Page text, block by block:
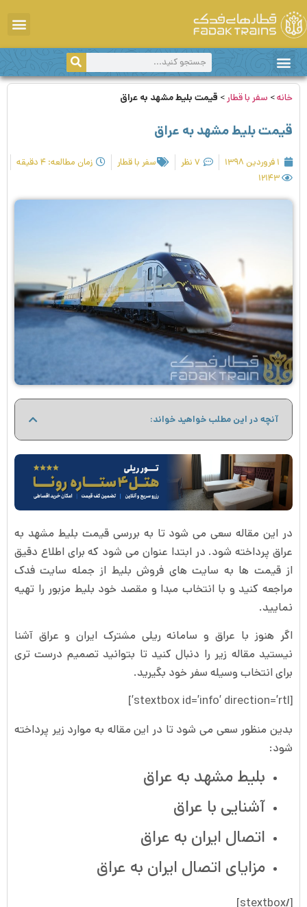
خانه> سفر با قطار > قیمت بلیط مشهد به عراق
قیمت بلیط مشهد به عراق
۱ فروردین ۱۳۹۸ ۷ نظر سفر با قطار
زمان مطالعه: ۴ دقیقه
۱۲۱۴۳
آنچه در این مطلب خواهید خواند:
در این مقاله سعی می شود تا به بررسی قیمت بلیط مشهد به
عراق پرداخته شود. در ابتدا عنوان می شود که برای اطلاع دقیق
از قیمت ها به سایت های فروش بلیط از جمله سایت فدک
مراجعه کنید و با انتخاب مبدا و مقصد خود بلیط مزبور را تهیه
نمایید.
اگر هنوز با عراق و سامانه ریلی مشترک ایران و عراق آشنا
نیستید مقاله زیر را دنبال کنید تا بتوانید تصمیم درست تری
برای انتخاب وسیله سفر خود بگیرید.
[stextbox id=’info’ direction=’rtl’]
بدین منظور سعی می شود تا در این مقاله به موارد زیر پرداخته
شود:
بلیط مشهد به عراق
آشنایی با عراق
اتصال ایران به عراق
مزایای اتصال ایران به عراق
[/stextbox]